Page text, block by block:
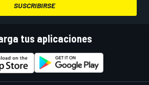
SUSCRIBIRSE
tus aplicaciones